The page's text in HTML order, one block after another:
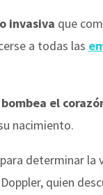
invasiva que
a todas las
el
nacimiento.
determinar la
quien